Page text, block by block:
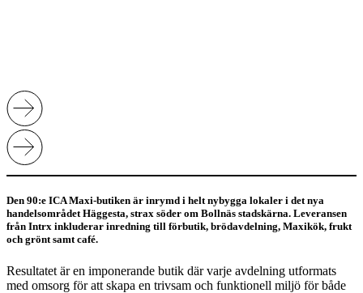
Den 90:e ICA Maxi-butiken är inrymd i helt nybygga lokaler i det nya
handelsområdet Häggesta, strax söder om Bollnäs stadskärna. Leveransen
från Intrx inkluderar inredning till förbutik, brödavdelning, Maxikök, frukt
och grönt samt café.
Resultatet är en imponerande butik där varje avdelning utformats
med omsorg för att skapa en trivsam och funktionell miljö för både